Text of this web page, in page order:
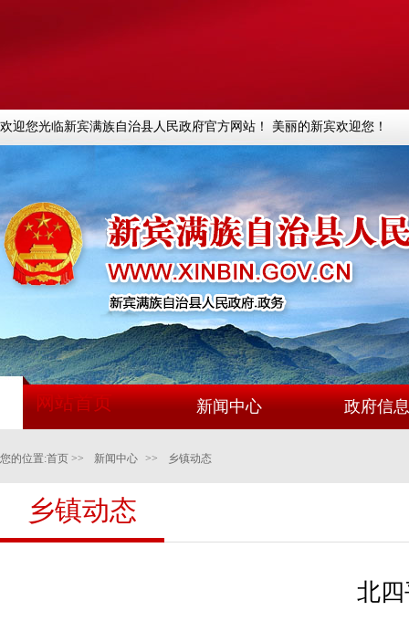
欢迎您光临新宾满族自治县人民政府官方网站！ 美丽的新宾欢迎您！
网站首页 新闻中心 政府信
您的位置:首页 >> 新闻中心 >> 乡镇动态
乡镇动态
北